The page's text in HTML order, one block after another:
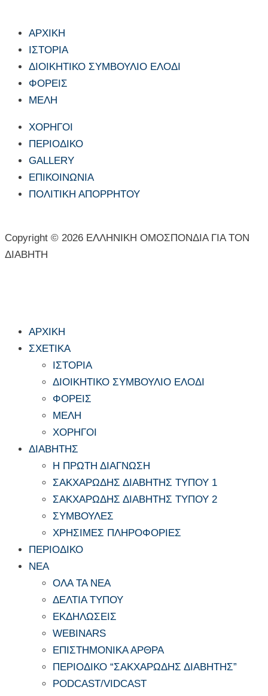
ΑΡΧΙΚΗ
ΙΣΤΟΡΙΑ
ΔΙΟΙΚΗΤΙΚΟ ΣΥΜΒΟΥΛΙΟ ΕΛΟΔΙ
ΦΟΡΕΙΣ
ΜΕΛΗ
ΧΟΡΗΓΟΙ
ΠΕΡΙΟΔΙΚΟ
GALLERY
ΕΠΙΚΟΙΝΩΝΙΑ
ΠΟΛΙΤΙΚΗ ΑΠΟΡΡΗΤΟΥ
Copyright © 2026 ΕΛΛΗΝΙΚΗ ΟΜΟΣΠΟΝΔΙΑ ΓΙΑ ΤΟΝ
ΔΙΑΒΗΤΗ
ΑΡΧΙΚΗ
ΣΧΕΤΙΚΑ
ΙΣΤΟΡΙΑ
ΔΙΟΙΚΗΤΙΚΟ ΣΥΜΒΟΥΛΙΟ ΕΛΟΔΙ
ΦΟΡΕΙΣ
ΜΕΛΗ
ΧΟΡΗΓΟΙ
ΔΙΑΒΗΤΗΣ
Η ΠΡΩΤΗ ΔΙΑΓΝΩΣΗ
ΣΑΚΧΑΡΩΔΗΣ ΔΙΑΒΗΤΗΣ ΤΥΠΟΥ 1
ΣΑΚΧΑΡΩΔΗΣ ΔΙΑΒΗΤΗΣ ΤΥΠΟΥ 2
ΣΥΜΒΟΥΛΕΣ
ΧΡΗΣΙΜΕΣ ΠΛΗΡΟΦΟΡΙΕΣ
ΠΕΡΙΟΔΙΚΟ
ΝΕΑ
ΟΛΑ ΤΑ ΝΕΑ
ΔΕΛΤΙΑ ΤΥΠΟΥ
ΕΚΔΗΛΩΣΕΙΣ
WEBINARS
ΕΠΙΣΤΗΜΟΝΙΚΑ ΑΡΘΡΑ
ΠΕΡΙΟΔΙΚΟ “ΣΑΚΧΑΡΩΔΗΣ ΔΙΑΒΗΤΗΣ”
PODCAST/VIDCAST